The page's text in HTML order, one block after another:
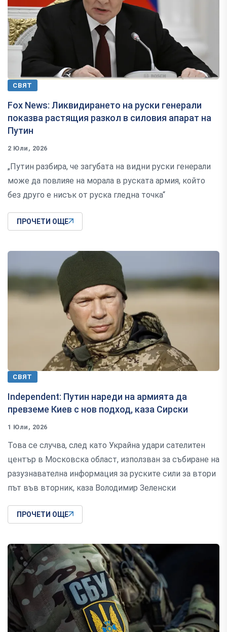
СВЯТ
Fox News: Ликвидирането на руски генерали
показва растящия разкол в силовия апарат на
Путин
2 Юли, 2026
„Путин разбира, че загубата на видни руски генерали
може да повлияе на морала в руската армия, който
без друго е нисък от руска гледна точка“
ПРОЧЕТИ ОЩЕ
СВЯТ
Independent: Путин нареди на армията да
превземе Киев с нов подход, каза Сирски
1 Юли, 2026
Това се случва, след като Украйна удари сателитен
център в Московска област, използван за събиране на
разузнавателна информация за руските сили за втори
път във вторник, каза Володимир Зеленски
ПРОЧЕТИ ОЩЕ